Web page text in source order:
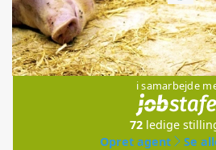
Jobs
i samarbejde
72 ledige
Opret agent
Se